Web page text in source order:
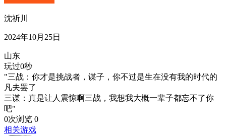
沈祈川
2024年10月25日
山东
玩过0秒
"三战：你才是挑战者，谋子，你不过是生在没有我的时代的
凡夫罢了
三谋：真是让人震惊啊三战，我想我大概一辈子都忘不了你
吧"
0次浏览 0
相关游戏